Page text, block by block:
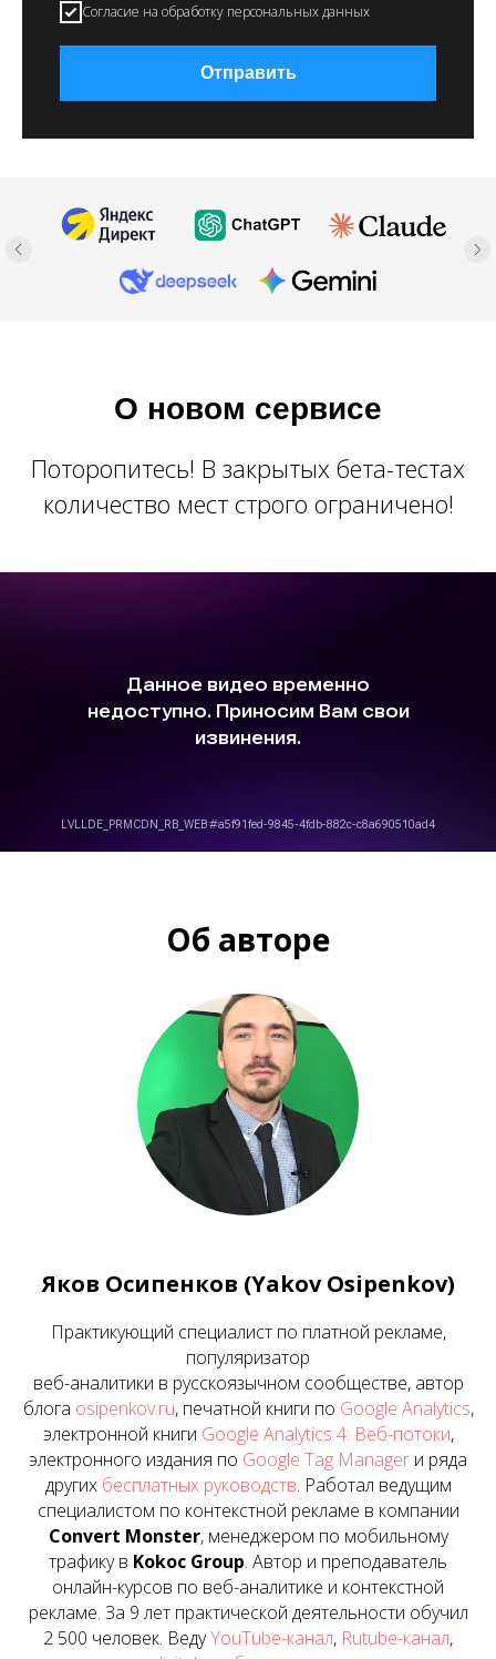
Согласие на обработку персональных данных
Отправить
О новом сервисе
Поторопитесь! В закрытых бета-тестах
количество мест строго ограничено!
Об авторе
Яков Осипенков (Yakov Osipenkov)
Практикующий специалист по платной рекламе,
популяризатор
веб-аналитики в русскоязычном сообществе, автор
блога osipenkov.ru, печатной книги по Google Analytics,
электронной книги Google Analytics 4: Веб-потоки,
электронного издания по Google Tag Manager и ряда
других бесплатных руководств. Работал ведущим
специалистом по контекстной рекламе в компании
Convert Monster, менеджером по мобильному
трафику в Kokoc Group. Автор и преподаватель
онлайн-курсов по веб-аналитике и контекстной
рекламе. За 9 лет практической деятельности обучил
2 500 человек. ВедуYouTube-канал, Rutube-канал,